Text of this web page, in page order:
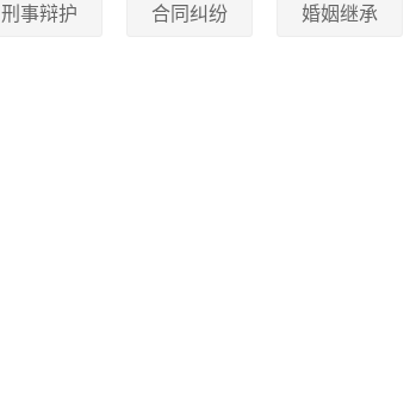
刑事辩护 合同纠纷 婚姻继承